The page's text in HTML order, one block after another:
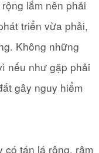
lắm nên phải
triển vừa phải,
Không những
nếu như gặp phải
gây nguy hiểm
có tán lá rộng, rậm